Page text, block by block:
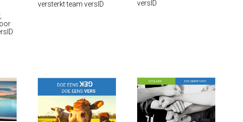
versterkt team versID
versID